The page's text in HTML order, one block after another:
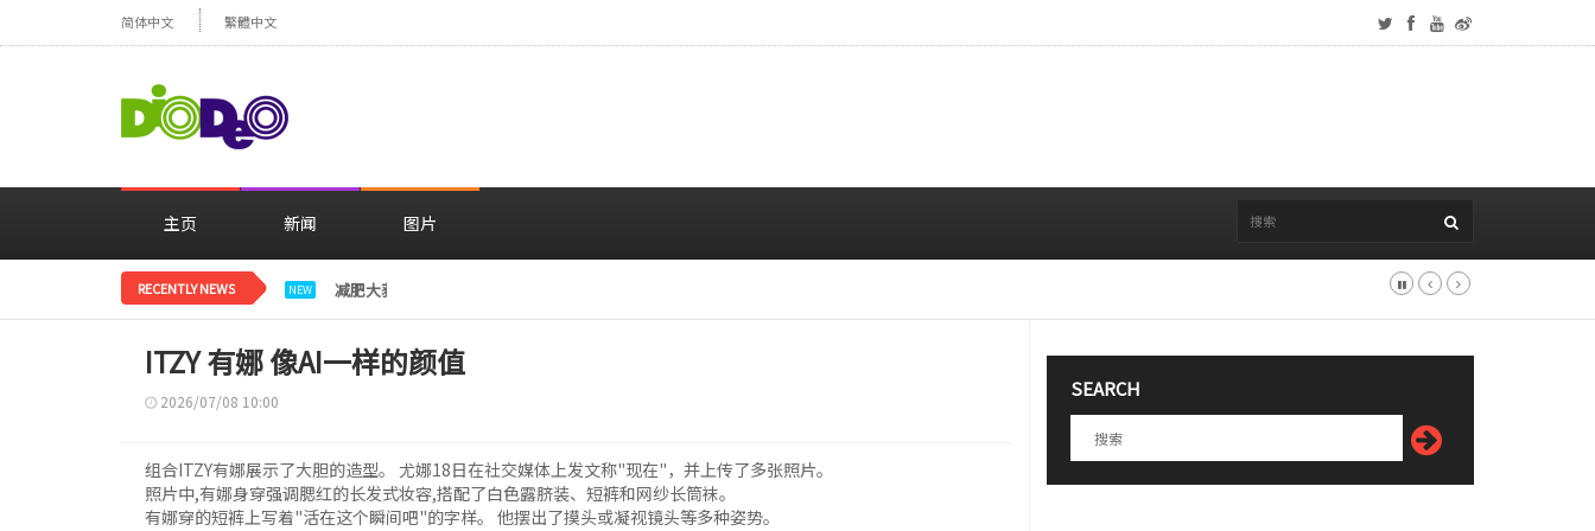
简体中文 繁體中文
主页 新闻 图片
RECENTLY NEWS NEW 减肥大获成功的郑妍，在TWICE成员中最瘦。
ITZY 有娜 像AI一样的颜值
2026/07/08 10:00
组合ITZY有娜展示了大胆的造型。 尤娜18日在社交媒体上发文称"现在"，并上传了多张照片。
照片中,有娜身穿强调腮红的长发式妆容,搭配了白色露脐装、短裤和网纱长筒袜。
有娜穿的短裤上写着"活在这个瞬间吧"的字样。 他摆出了摸头或凝视镜头等多种姿势。
SEARCH